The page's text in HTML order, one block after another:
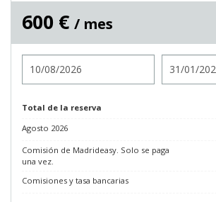
600 € / mes
Total de la reserva
Agosto 2026
Comisión de Madrideasy. Solo se paga
una vez.
Comisiones y tasa bancarias